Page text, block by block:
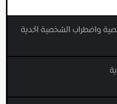
واضطراب الشخصية الحدية